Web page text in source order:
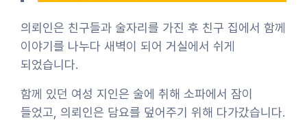
의뢰인은 친구들과 술자리를 가진 후 친구 집에서 함께
이야기를 나누다 새벽이 되어 거실에서 쉬게
되었습니다.
함께 있던 여성 지인은 술에 취해 소파에서 잠이
들었고, 의뢰인은 담요를 덮어주기 위해 다가갔습니다.